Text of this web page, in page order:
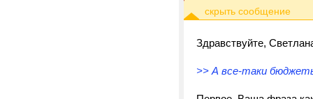
Здравствуйте,
>> А все-таки